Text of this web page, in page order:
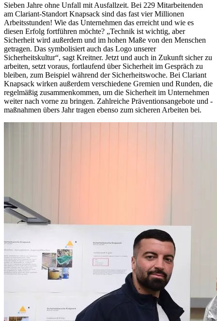
Sieben Jahre ohne Unfall mit Ausfallzeit. Bei 229 Mitarbeitenden
am Clariant-Standort Knapsack sind das fast vier Millionen
Arbeitsstunden! Wie das Unternehmen das erreicht und wie es
diesen Erfolg fortführen möchte? „Technik ist wichtig, aber
Sicherheit wird außerdem und im hohen Maße von den Menschen
getragen. Das symbolisiert auch das Logo unserer
Sicherheitskultur“, sagt Kreitner. Jetzt und auch in Zukunft sicher zu
arbeiten, setzt voraus, fortlaufend über Sicherheit im Gespräch zu
bleiben, zum Beispiel während der Sicherheitswoche. Bei Clariant
Knapsack wirken außerdem verschiedene Gremien und Runden, die
regelmäßig zusammenkommen, um die Sicherheit im Unternehmen
weiter nach vorne zu bringen. Zahlreiche Präventionsangebote und -
maßnahmen übers Jahr tragen ebenso zum sicheren Arbeiten bei.